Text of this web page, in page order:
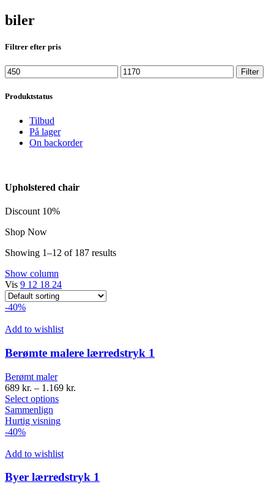
biler
Filtrer efter pris
Min
price
Max
price
Filter
Produktstatus
Tilbud
På lager
On backorder
Upholstered chair
Discount 10%
Shop Now
Showing 1–12 of 187 results
Show column
Vis 9 12 18 24
-40%
Add to wishlist
Berømte malere lærredstryk 1
Berømt maler
689 kr. – 1.169 kr.
Select options
Sammenlign
Hurtig visning
-40%
Add to wishlist
Byer lærredstryk 1